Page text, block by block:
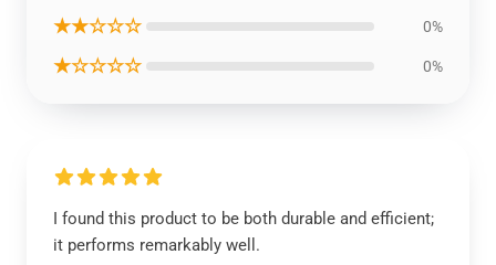
★★☆☆☆ 0%
★☆☆☆☆ 0%
I found this product to be both durable and efficient;
it performs remarkably well.